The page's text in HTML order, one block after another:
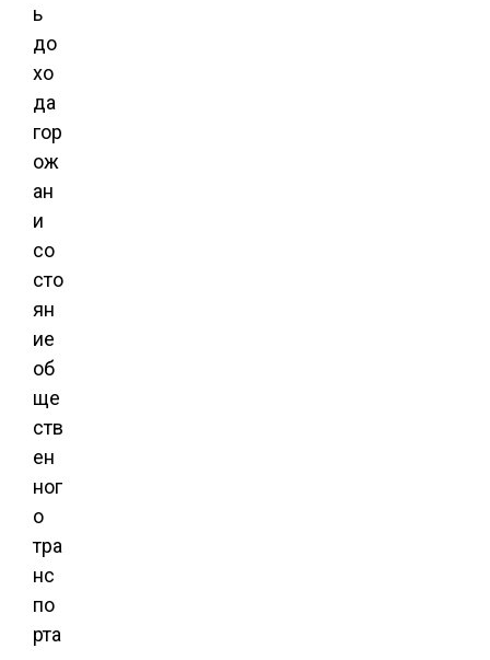
ь
до
хо
да
гор
ож
ан
и
со
сто
ян
ие
об
ще
ств
ен
ног
о
тра
нс
по
рта